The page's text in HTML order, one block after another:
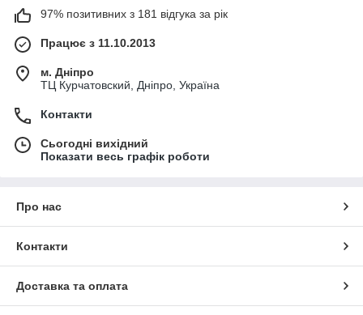
97% позитивних з 181 відгука за рік
Працює з 11.10.2013
м. Дніпро
ТЦ Курчатовский, Дніпро, Україна
Контакти
Сьогодні вихідний
Показати весь графік роботи
Про нас
Контакти
Доставка та оплата